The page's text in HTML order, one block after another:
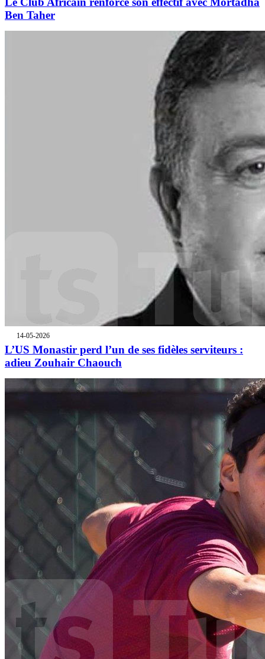
Ben Taher
14-05-2026
L’US Monastir perd l’un de ses fidèles serviteurs :
adieu Zouhair Chaouch